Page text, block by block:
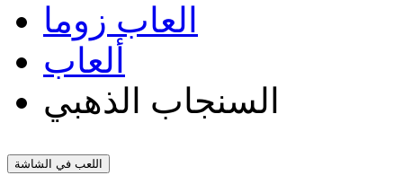
العاب زوما
ألعاب
السنجاب الذهبي
اللعب في الشاشة